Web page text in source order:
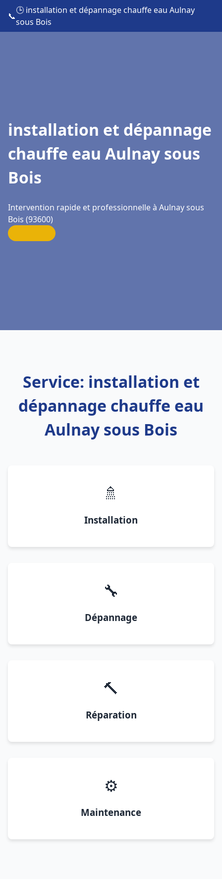
📞
🕒 installation et dépannage chauffe eau Aulnay
sous Bois
installation et dépannage
chauffe eau Aulnay sous
Bois
Intervention rapide et professionnelle à Aulnay sous
Bois (93600)
Service: installation et
dépannage chauffe eau
Aulnay sous Bois
🚿
Installation
🔧
Dépannage
🔨
Réparation
⚙️
Maintenance